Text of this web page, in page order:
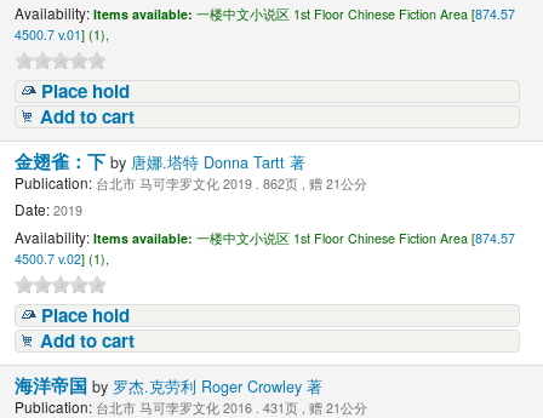
Availability: Items available: 一楼中文小说区 1st Floor Chinese Fiction Area [874.57
4500.7 v.01] (1),
Place hold
Add to cart
金翅雀：下by 唐娜.塔特 Donna Tartt 著
Publication: 台北市 马可孛罗文化 2019 . 862页 , 赠 21公分
Date: 2019
Availability: Items available: 一楼中文小说区 1st Floor Chinese Fiction Area [874.57
4500.7 v.02] (1),
Place hold
Add to cart
海洋帝国by 罗杰.克劳利 Roger Crowley 著
Publication: 台北市 马可孛罗文化 2016 . 431页 , 赠 21公分